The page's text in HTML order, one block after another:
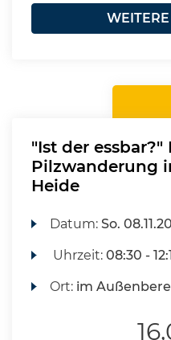
"Ist der
Pilzwanderung
Heide
Datum:So.
Uhrzeit:08:30 -
Ort: im